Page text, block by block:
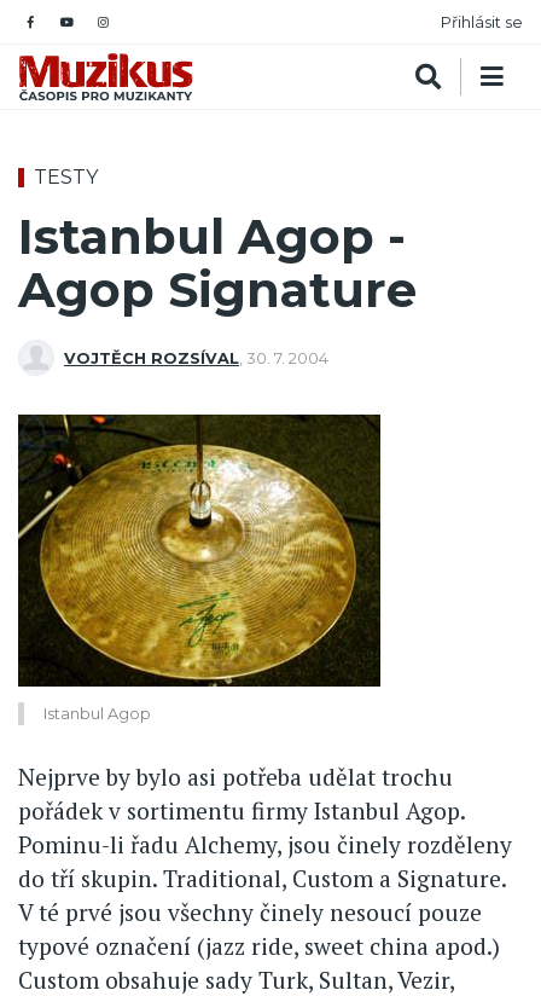
Přihlásit se
TESTY
Istanbul Agop -
Agop Signature
VOJTĚCH ROZSÍVAL 30. 7. 2004
Istanbul Agop
Nejprve by bylo asi potřeba udělat trochu
pořádek v sortimentu firmy Istanbul Agop.
Pominu-li řadu Alchemy, jsou činely rozděleny
do tří skupin. Traditional, Custom a Signature.
V té prvé jsou všechny činely nesoucí pouze
typové označení (jazz ride, sweet china apod.)
Custom obsahuje sady Turk, Sultan, Vezir,